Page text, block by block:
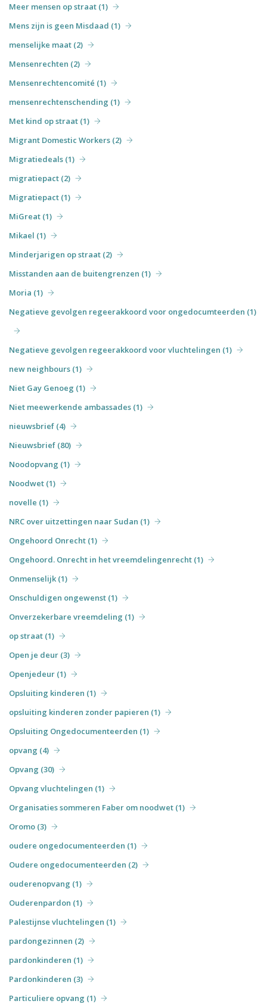
Meer mensen op straat (1)
Mens zijn is geen Misdaad (1)
menselijke maat (2)
Mensenrechten (2)
Mensenrechtencomité (1)
mensenrechtenschending (1)
Met kind op straat (1)
Migrant Domestic Workers (2)
Migratiedeals (1)
migratiepact (2)
Migratiepact (1)
MiGreat (1)
Mikael (1)
Minderjarigen op straat (2)
Misstanden aan de buitengrenzen (1)
Moria (1)
Negatieve gevolgen regeerakkoord voor ongedocumteerden (1)
Negatieve gevolgen regeerakkoord voor vluchtelingen (1)
new neighbours (1)
Niet Gay Genoeg (1)
Niet meewerkende ambassades (1)
nieuwsbrief (4)
Nieuwsbrief (80)
Noodopvang (1)
Noodwet (1)
novelle (1)
NRC over uitzettingen naar Sudan (1)
Ongehoord Onrecht (1)
Ongehoord. Onrecht in het vreemdelingenrecht (1)
Onmenselijk (1)
Onschuldigen ongewenst (1)
Onverzekerbare vreemdeling (1)
op straat (1)
Open je deur (3)
Openjedeur (1)
Opsluiting kinderen (1)
opsluiting kinderen zonder papieren (1)
Opsluiting Ongedocumenteerden (1)
opvang (4)
Opvang (30)
Opvang vluchtelingen (1)
Organisaties sommeren Faber om noodwet (1)
Oromo (3)
oudere ongedocumenteerden (1)
Oudere ongedocumenteerden (2)
ouderenopvang (1)
Ouderenpardon (1)
Palestijnse vluchtelingen (1)
pardongezinnen (2)
pardonkinderen (1)
Pardonkinderen (3)
Particuliere opvang (1)